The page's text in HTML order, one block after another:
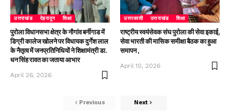
उत्तराखंड देहरादून शिक्षा
पुरोला विधानसभा क्षेत्र के नौगांव बर्नीगाड में
डिग्री कालेज खोलने पर विधायक दुर्गेश लाल
के नैतृत्व में जनप्रतिनिधियों ने शिक्षामंत्री डा.
धन सिंह रावत का जताया आभार
April 26, 2026
उत्तरकाशी उत्तराखंड शिक्षा
राष्ट्रीय स्वयंसेवक संघ पुरोला की सेवा इकाई,
सेवा भारती की मासिक समीक्षा बैठक का हुआ
समापन ,
April 10, 2026
Previous Next